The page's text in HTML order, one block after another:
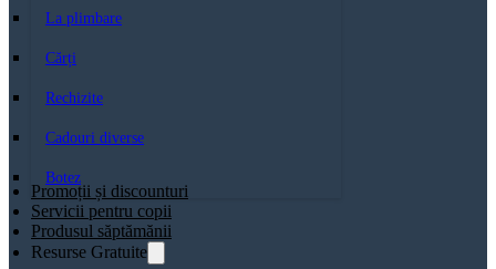
La plimbare
Cărți
Rechizite
Cadouri diverse
Botez
Promoții și discounturi
Servicii pentru copii
Produsul săptămănii
Resurse Gratuite